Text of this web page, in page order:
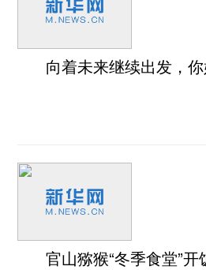
向着未来继续出发，你
官山猕猴“冬季食堂”开